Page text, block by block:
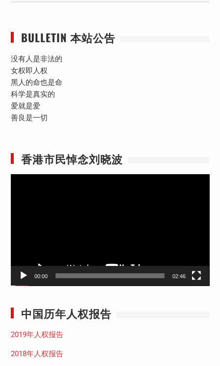
BULLETIN 本站公告
没有人是非法的
女权即人权
黑人的命也是命
科学是真实的
爱就是爱
善良是一切
香港市民悼念刘晓波
00:00 02:46
中国历年人权报告
2019年人权报告
2018年人权报告